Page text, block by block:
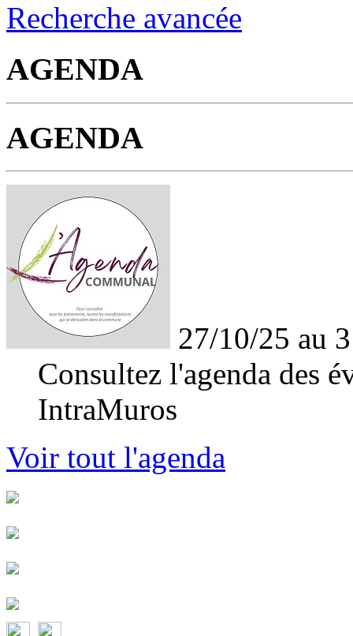
Recherche avancée
AGENDA
AGENDA
27/10/25 au
Consultez l'agenda des
IntraMuros
Voir tout l'agenda